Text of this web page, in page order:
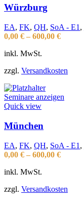
Würzburg
EA, FK, QH, SoA - E1 ,
0,00 € – 600,00 €
inkl. MwSt.
zzgl. Versandkosten
Seminare anzeigen
Quick view
München
EA, FK, QH, SoA - E1 ,
0,00 € – 600,00 €
inkl. MwSt.
zzgl. Versandkosten